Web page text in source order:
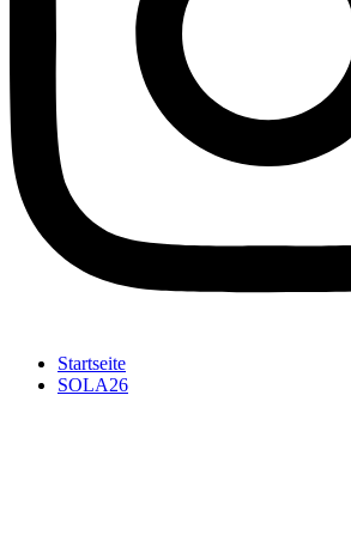
Startseite
SOLA26